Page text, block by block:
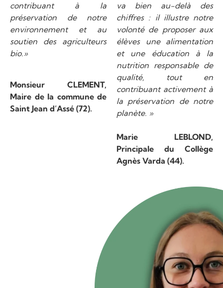
contribuant à la
préservation de notre
environnement et au
soutien des agriculteurs
bio.»
Monsieur CLEMENT,
Maire de la commune de
Saint Jean d’Assé (72).
va bien au-delà des
chiffres : il illustre notre
volonté de proposer aux
élèves une alimentation
et une éducation à la
nutrition responsable de
qualité, tout en
contribuant activement à
la préservation de notre
planète. »
Marie LEBLOND,
Principale du Collège
Agnès Varda (44).